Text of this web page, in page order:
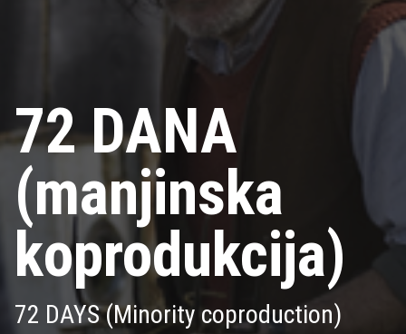
72 DANA
(manjinska
koprodukcija)
72 DAYS (Minority coproduction)